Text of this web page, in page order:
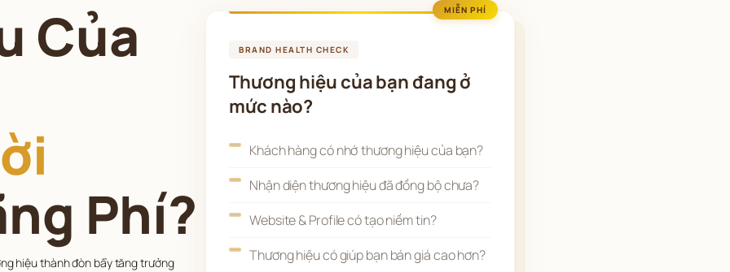
Của
Phí?
hiệu thành đòn bẩy tăng trưởng
MIỄN PHÍ
BRAND HEALTH CHECK
Thương hiệu của bạn đang ở
mức nào?
Khách hàng có nhớ thương hiệu của bạn?
Nhận diện thương hiệu đã đồng bộ chưa?
Website & Profile có tạo niềm tin?
Thương hiệu có giúp bạn bán giá cao hơn?